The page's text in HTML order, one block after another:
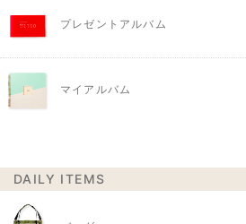
プレゼントアルバム
マイアルバム
DAILY ITEMS